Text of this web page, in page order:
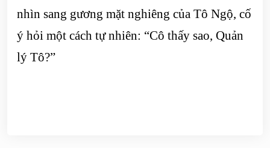
nhìn sang gương mặt nghiêng của Tô Ngộ, cố
ý hỏi một cách tự nhiên: “Cô thấy sao, Quản
lý Tô?”